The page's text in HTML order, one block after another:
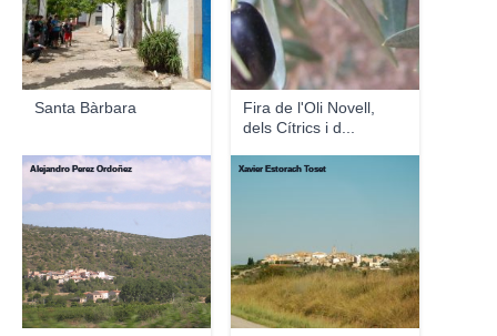
Santa Bàrbara
Fira de l'Oli Novell,
dels Cítrics i d...
Alejandro Perez Ordoñez Xavier Estorach Toset